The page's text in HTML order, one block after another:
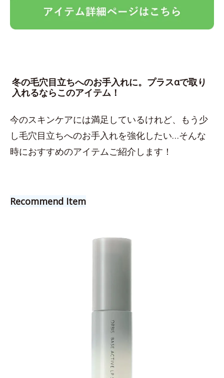
冬の毛穴目立ちへのお手入れに。プラスαで取り
入れるならこのアイテム！
今のスキンケアには満足しているけれど、もう少
し毛穴目立ちへのお手入れを強化したい…そんな
時におすすめのアイテムご紹介します！
Recommend Item